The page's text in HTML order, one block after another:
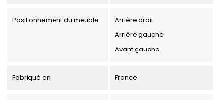
Positionnement du meuble
Arrière droit
Arrière gauche
Avant gauche
Fabriqué en France